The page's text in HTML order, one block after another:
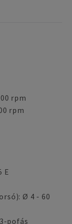
rpm
rpm
E
Ø 4 - 60
pofás